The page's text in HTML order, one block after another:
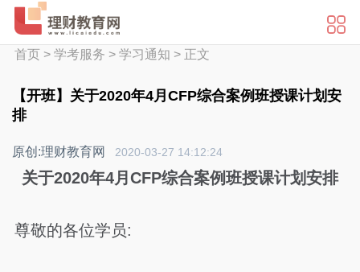
首页> 学考服务 > 学习通知 > 正文
【开班】关于2020年4月CFP综合案例班授课计划安
排
原创:理财教育网 2020-03-27 14:12:24
关于2020年4月CFP综合案例班授课计划安排
尊敬的各位学员: